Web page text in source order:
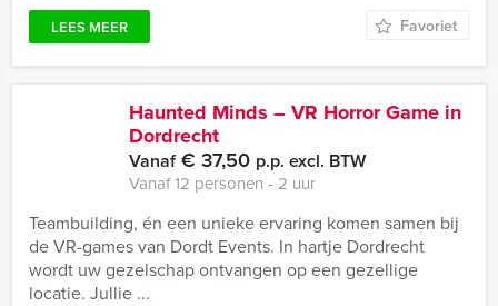
LEES MEER Favoriet
Haunted Minds – VR Horror Game in
Dordrecht
Vanaf€ 37,50 p.p. excl. BTW
Vanaf 12 personen ‐ 2 uur
Teambuilding, én een unieke ervaring komen samen bij
de VR-games van Dordt Events. In hartje Dordrecht
wordt uw gezelschap ontvangen op een gezellige
locatie. Jullie ...